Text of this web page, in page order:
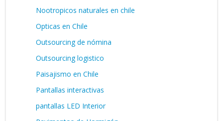
Nootropicos naturales en chile
Opticas en Chile
Outsourcing de nómina
Outsourcing logistico
Paisajismo en Chile
Pantallas interactivas
pantallas LED Interior